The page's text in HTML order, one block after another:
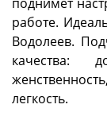
работе.
Водолеев.
качества:
легкость.